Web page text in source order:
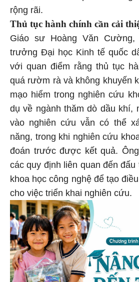
rộng rãi.
Thủ tục hành chính cần cải
Giáo sư Hoàng Văn Cường,
trưởng Đại học Kinh tế quốc
với quan điểm rằng thủ tục
quá rườm rà và không khuyến
mạo hiểm trong nghiên cứu
dụ về ngành thăm dò dầu khí,
vào nghiên cứu vẫn có thể
năng, trong khi nghiên cứu
đoán trước được kết quả.
các quy định liên quan đến
khoa học công nghệ để tạo
cho việc triển khai nghiên cứu.